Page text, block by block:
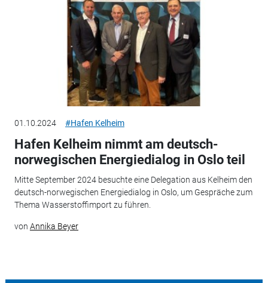
01.10.2024 #Hafen Kelheim
Hafen Kelheim nimmt am deutsch-
norwegischen Energiedialog in Oslo teil
Mitte September 2024 besuchte eine Delegation aus Kelheim den
deutsch-norwegischen Energiedialog in Oslo, um Gespräche zum
Thema Wasserstoffimport zu führen.
von Annika Beyer